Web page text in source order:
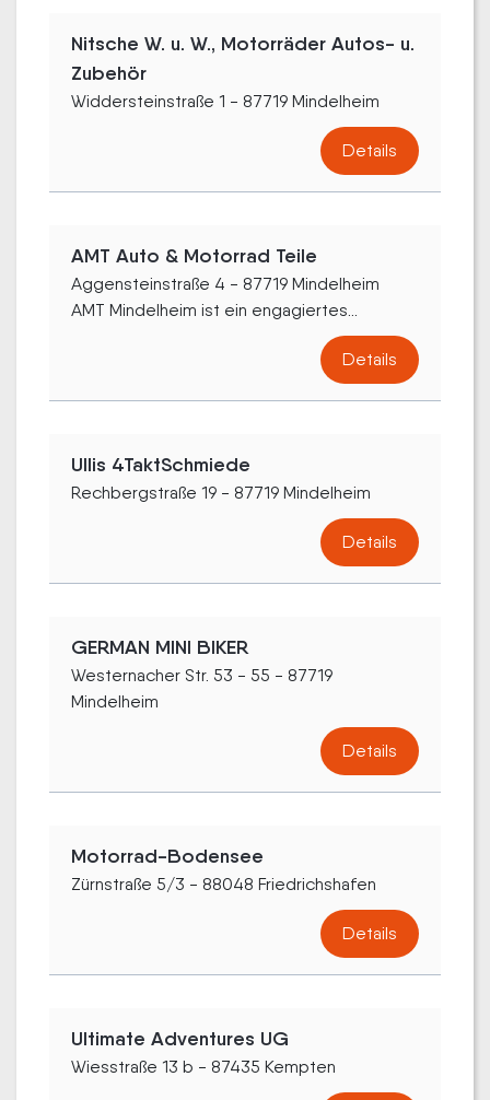
Nitsche W. u. W., Motorräder Autos- u.
Zubehör
Widdersteinstraße 1 - 87719 Mindelheim
Details
AMT Auto & Motorrad Teile
Aggensteinstraße 4 - 87719 Mindelheim
AMT Mindelheim ist ein engagiertes...
Details
Ullis 4TaktSchmiede
Rechbergstraße 19 - 87719 Mindelheim
Details
GERMAN MINI BIKER
Westernacher Str. 53 - 55 - 87719
Mindelheim
Details
Motorrad-Bodensee
Zürnstraße 5/3 - 88048 Friedrichshafen
Details
Ultimate Adventures UG
Wiesstraße 13 b - 87435 Kempten